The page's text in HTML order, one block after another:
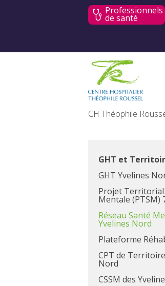
Professionnels
de santé
CH Théophile
GHT et
GHT Yvelines
Projet Territorial
Mentale (PTSM)
Réseau Santé
Yvelines Nord
Plateforme
CPT de
Nord
CSSM des